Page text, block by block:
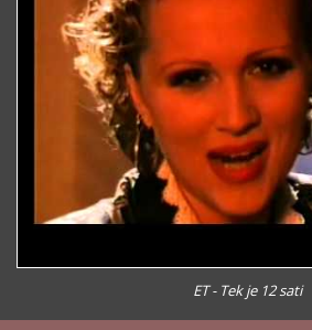
ET - Tek je 12 sati